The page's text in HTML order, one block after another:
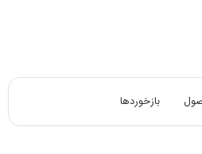
بازخوردها